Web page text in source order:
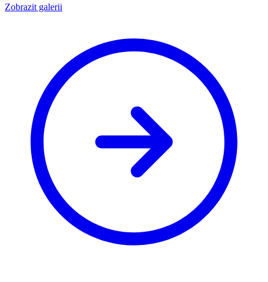
Zobrazit galerii